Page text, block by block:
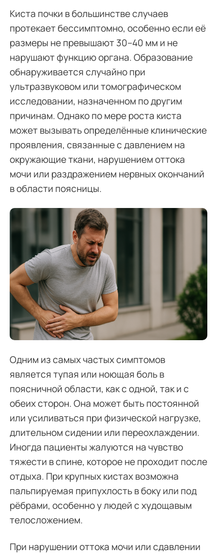
Киста почки в большинстве случаев
протекает бессимптомно, особенно если её
размеры не превышают 30–40 мм и не
нарушают функцию органа. Образование
обнаруживается случайно при
ультразвуковом или томографическом
исследовании, назначенном по другим
причинам. Однако по мере роста киста
может вызывать определённые клинические
проявления, связанные с давлением на
окружающие ткани, нарушением оттока
мочи или раздражением нервных окончаний
в области поясницы.
Одним из самых частых симптомов
является тупая или ноющая боль в
поясничной области, как с одной, так и с
обеих сторон. Она может быть постоянной
или усиливаться при физической нагрузке,
длительном сидении или переохлаждении.
Иногда пациенты жалуются на чувство
тяжести в спине, которое не проходит после
отдыха. При крупных кистах возможна
пальпируемая припухлость в боку или под
рёбрами, особенно у людей с худощавым
телосложением.
При нарушении оттока мочи или сдавлении